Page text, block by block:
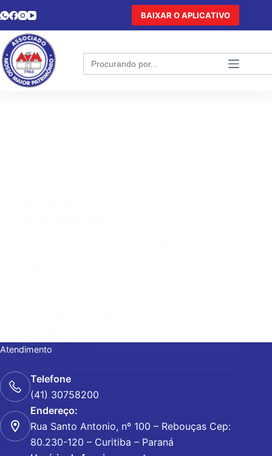
BAIXAR O APLICATIVO
Search
for:
28 DE ABRIL DE 2023
Atendimento
Telefone
(41) 30758200
Endereço:
Rua Santo Antonio, nº 100 – Rebouças Cep:
80.230-120 – Curitiba – Paraná